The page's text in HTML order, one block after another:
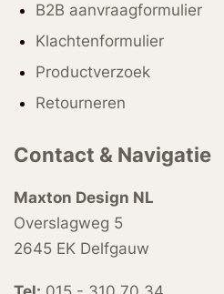
B2B aanvraagformulier
Klachtenformulier
Productverzoek
Retourneren
Contact & Navigatie
Maxton Design NL
Overslagweg 5
2645 EK Delfgauw